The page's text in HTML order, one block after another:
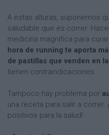
A estas alturas, suponemos
saludable que es correr.
medicina magnífica para
hora de running te aporta
de pastillas que venden en
tienen contraindicaciones.
Tampoco hay problema por
una receta para salir a
positivos para la salud!